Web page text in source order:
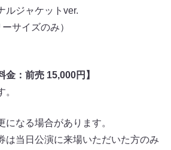
ルジャケットver.
サイズのみ）
金：前売 15,000円】
なる場合があります。
は当日公演に来場いただいた方のみ